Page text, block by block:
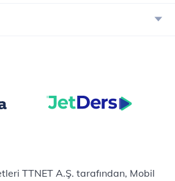
TTNET A.Ş. tarafından, Mobil